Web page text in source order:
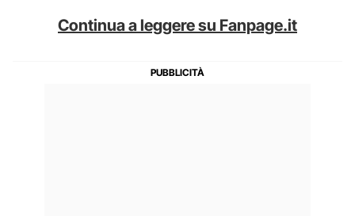
Continua a leggere su Fanpage.it